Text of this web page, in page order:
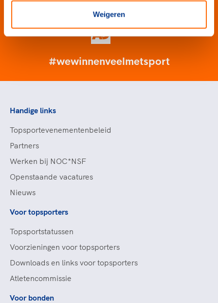
Weigeren
#wewinnenveelmetsport
Handige links
Topsportevenementenbeleid
Partners
Werken bij NOC*NSF
Openstaande vacatures
Nieuws
Voor topsporters
Topsportstatussen
Voorzieningen voor topsporters
Downloads en links voor topsporters
Atletencommissie
Voor bonden